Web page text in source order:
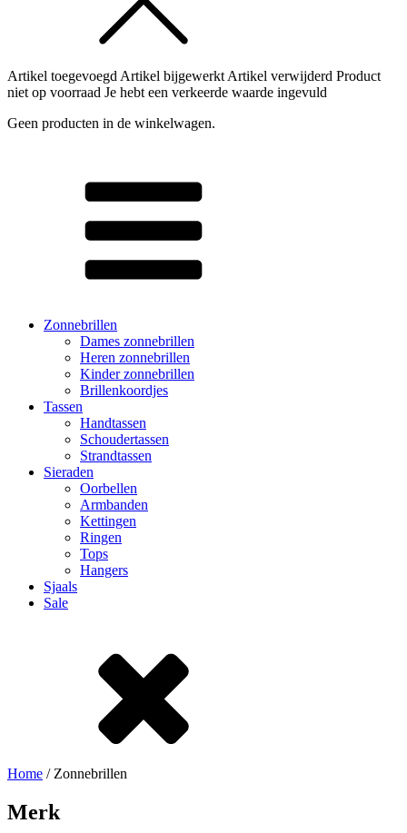
Artikel toegevoegd Artikel bijgewerkt Artikel verwijderd Product
niet op voorraad Je hebt een verkeerde waarde ingevuld
Geen producten in de winkelwagen.
Zonnebrillen
Dames zonnebrillen
Heren zonnebrillen
Kinder zonnebrillen
Brillenkoordjes
Tassen
Handtassen
Schoudertassen
Strandtassen
Sieraden
Oorbellen
Armbanden
Kettingen
Ringen
Tops
Hangers
Sjaals
Sale
Home / Zonnebrillen
Merk